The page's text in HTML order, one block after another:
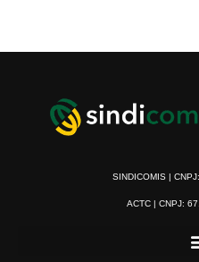
SINDICOMIS |
ACTC | CNPJ: